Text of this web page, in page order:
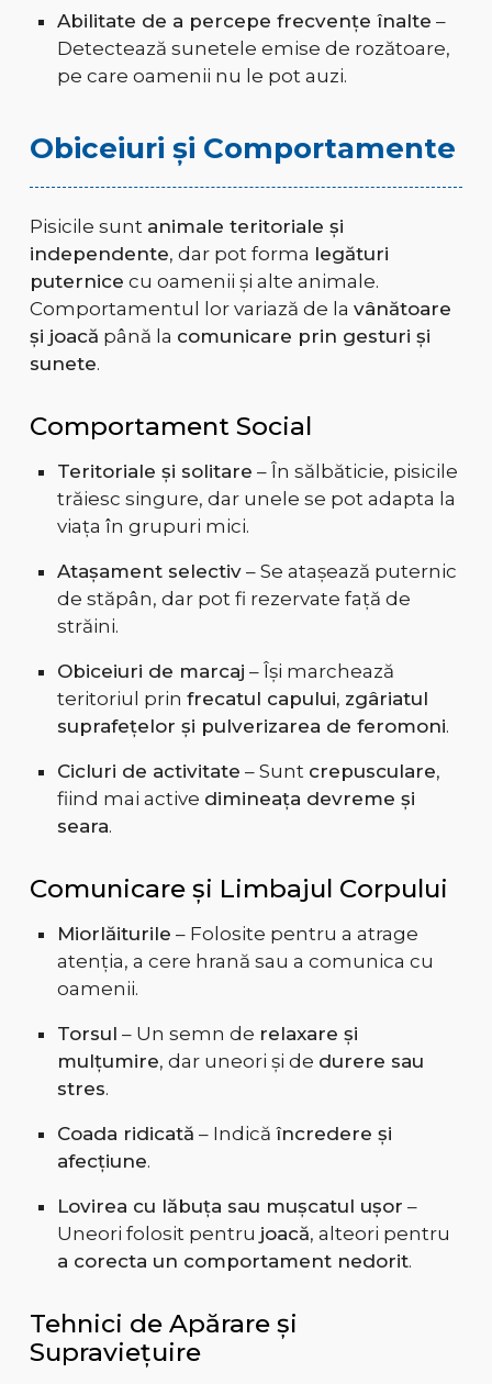
Abilitate de a percepe frecvențe înalte –
Detectează sunetele emise de rozătoare,
pe care oamenii nu le pot auzi.
Obiceiuri și Comportamente
Pisicile sunt animale teritoriale și
independente, dar pot forma legături
puternice cu oamenii și alte animale.
Comportamentul lor variază de la vânătoare
și joacă până la comunicare prin gesturi și
sunete.
Comportament Social
Teritoriale și solitare – În sălbăticie, pisicile
trăiesc singure, dar unele se pot adapta la
viața în grupuri mici.
Atașament selectiv– Se atașează puternic
de stăpân, dar pot fi rezervate față de
străini.
Obiceiuri de marcaj – Își marchează
teritoriul prin frecatul capului, zgâriatul
suprafețelor și pulverizarea de feromoni.
Cicluri de activitate – Sunt crepusculare,
fiind mai active dimineața devreme și
seara.
Comunicare și Limbajul Corpului
Miorlăiturile – Folosite pentru a atrage
atenția, a cere hrană sau a comunica cu
oamenii.
Torsul – Un semn de relaxare și
mulțumire, dar uneori și de durere sau
stres.
Coada ridicată – Indică încredere și
afecțiune.
Lovirea cu lăbuța sau mușcatul ușor –
Uneori folosit pentru joacă, alteori pentru
a corecta un comportament nedorit.
Tehnici de Apărare și
Supraviețuire